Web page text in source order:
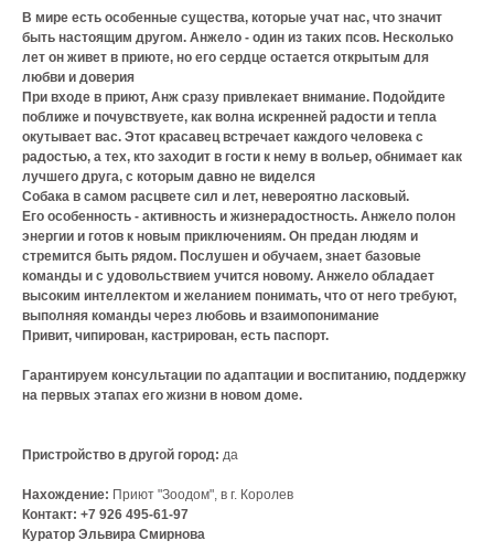
В мире есть особенные существа, которые учат нас, что значит
быть настоящим другом. Анжело - один из таких псов. Несколько
лет он живет в приюте, но его сердце остается открытым для
любви и доверия
При входе в приют, Анж сразу привлекает внимание. Подойдите
поближе и почувствуете, как волна искренней радости и тепла
окутывает вас. Этот красавец встречает каждого человека с
радостью, а тех, кто заходит в гости к нему в вольер, обнимает как
лучшего друга, с которым давно не виделся
Собака в самом расцвете сил и лет, невероятно ласковый.
Его особенность - активность и жизнерадостность. Анжело полон
энергии и готов к новым приключениям. Он предан людям и
стремится быть рядом. Послушен и обучаем, знает базовые
команды и с удовольствием учится новому. Анжело обладает
высоким интеллектом и желанием понимать, что от него требуют,
выполняя команды через любовь и взаимопонимание
Привит, чипирован, кастрирован, есть паспорт.
Гарантируем консультации по адаптации и воспитанию, поддержку
на первых этапах его жизни в новом доме.
Пристройство в другой город: да
Нахождение: Приют "Зоодом", в г. Королев
Контакт: +7 926 495-61-97
Куратор Эльвира Смирнова